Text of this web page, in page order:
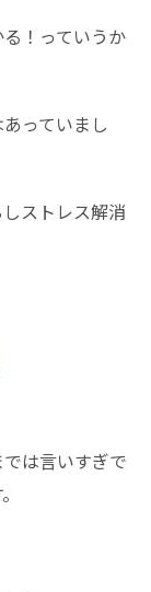
！っていうか
っていまし
ストレス解消
は言いすぎで